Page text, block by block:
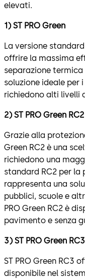
elevati.
1) ST PRO Green
La versione
offrire la massima
separazione
soluzione ideale per
richiedono alti livelli
2) ST PRO Green RC2
Grazie alla
Green RC2 è una
richiedono una
standard RC2 per la
rappresenta una
pubblici, scuole e
PRO Green RC2 è
pavimento e senza
3) ST PRO Green RC3
ST PRO Green RC3
disponibile nel